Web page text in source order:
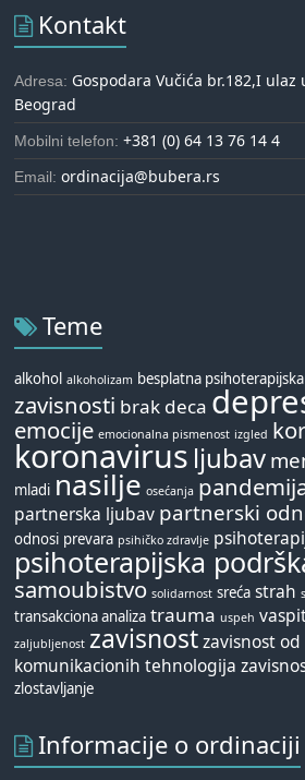
Kontakt
Adresa: Gospodara Vučića br.182,I
Beograd
Mobilni telefon:+381 (0) 64 13 76 14 4
Email:ordinacija@bubera.rs
Teme
alkohol alkoholizam besplatna
zavisnosti brak deca
emocije emocionalna pismenost izgled
koronavirus ljubav
mladi nasilje osećanja
partnerska ljubav partnerski
odnosi prevara psihičko zdravlje
psihoterapijska
samoubistvo solidarnost sreća strah
transakciona analiza trauma uspeh
zaljubljenost zavisnost zavisnost
komunikacionih tehnologija
zlostavljanje
Informacije o ordinaciji